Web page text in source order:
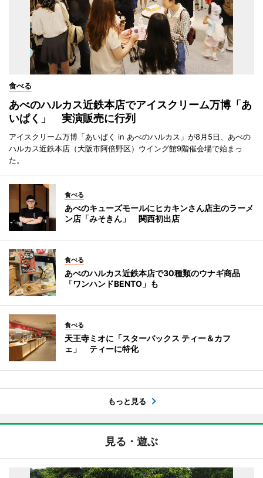
食べる
あべのハルカス近鉄本店でアイスクリーム万博「あ
いぱく」 実演販売に行列
アイスクリーム万博「あいぱく in あべのハルカス」が8月5日、あべの
ハルカス近鉄本店（大阪市阿倍野区）ウイング館9階催会場で始まっ
た。
食べる
あべのキューズモールにヒカキンさん店主のラーメ
ン店「みそきん」 関西初出店
食べる
あべのハルカス近鉄本店で30種類のウナギ商品
「ワンハンドBENTO」も
食べる
天王寺ミオに「スターバックス ティー＆カフ
ェ」 ティーに特化
もっと見る
見る・遊ぶ